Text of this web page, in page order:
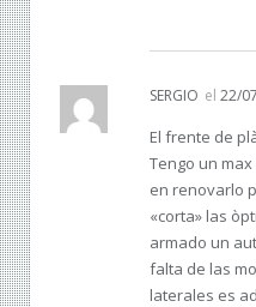
SERGIO el 22/
El frente de
Tengo un
en renovarlo
«corta» las
armado un
falta de las
laterales es